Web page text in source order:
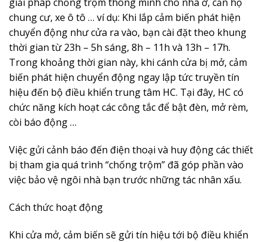
chung cư, xe ô tô … ví dụ: Khi lắp cảm biến phát hiện
chuyển động như cửa ra vào, bạn cài đặt theo khung
thời gian từ 23h – 5h sáng, 8h – 11h và 13h – 17h.
Trong khoảng thời gian này, khi cánh cửa bị mở, cảm
biến phát hiện chuyển động ngay lập tức truyền tín
hiệu đến bộ điều khiển trung tâm HC. Tại đây, HC có
chức năng kích hoạt các công tắc để bật đèn, mở rèm,
còi báo động …
Việc gửi cảnh báo đến điện thoại và huy động các thiết
bị tham gia quá trình “chống trộm” đã góp phần vào
việc bảo vệ ngôi nhà bạn trước những tác nhân xấu.
Cách thức hoạt động
Khi cửa mở, cảm biến sẽ gửi tín hiệu tới bộ điều khiển